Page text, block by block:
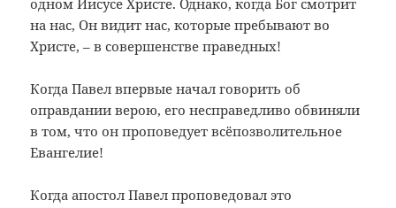
одном Иисусе Христе. Однако, когда Бог смотрит
на нас, Он видит нас, которые пребывают во
Христе, – в совершенстве праведных!
Когда Павел впервые начал говорить об
оправдании верою, его несправедливо обвиняли
в том, что он проповедует всёпозволительное
Евангелие!
Когда апостол Павел проповедовал это